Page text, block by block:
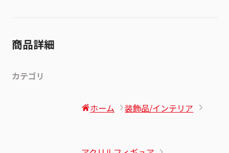
商品詳細
カテゴリ
ホーム 装飾品/インテリア